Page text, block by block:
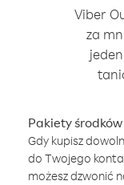
Viber
za
Pakiety środków
Gdy kupisz
do Twojego
możesz dzwonić